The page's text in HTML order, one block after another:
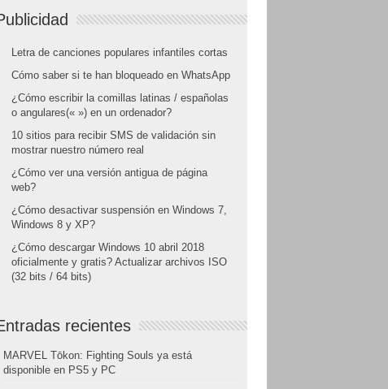
Letra de canciones populares infantiles cortas
Cómo saber si te han bloqueado en WhatsApp
¿Cómo escribir la comillas latinas / españolas
o angulares(« ») en un ordenador?
10 sitios para recibir SMS de validación sin
mostrar nuestro número real
¿Cómo ver una versión antigua de página
web?
¿Cómo desactivar suspensión en Windows 7,
Windows 8 y XP?
¿Cómo descargar Windows 10 abril 2018
oficialmente y gratis? Actualizar archivos ISO
(32 bits / 64 bits)
recientes
MARVEL Tōkon: Fighting Souls ya está
disponible en PS5 y PC